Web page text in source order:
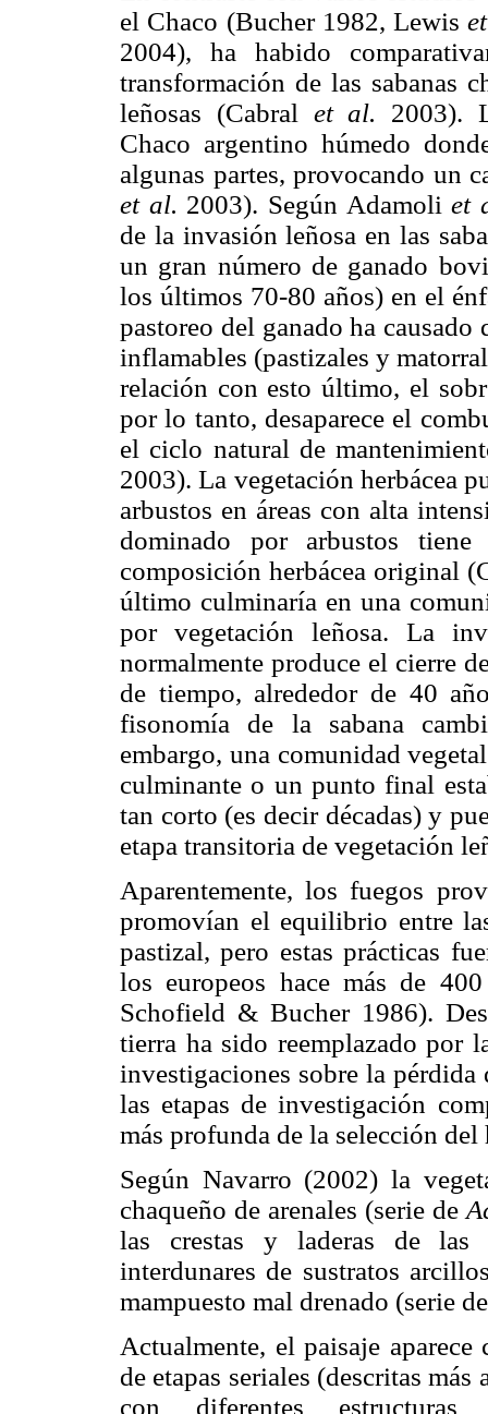
el Chaco (Bucher 1982, Lewis
2004), ha habido
transformación de las sabanas
leñosas (Cabral et al. 2003).
Chaco argentino húmedo
algunas partes, provocando un
et al. 2003). Según Adamoliet
de la invasión leñosa en las
un gran número de ganado
los últimos 70-80 años) en el
pastoreo del ganado ha
inflamables (pastizales y
relación con esto último, el
por lo tanto, desaparece el
el ciclo natural de
2003). La vegetación herbácea
arbustos en áreas con alta
dominado por arbustos
composición herbácea original
último culminaría en una
por vegetación leñosa. La
normalmente produce el cierre
de tiempo, alrededor de 40
fisonomía de la sabana
embargo, una comunidad
culminante o un punto final
tan corto (es decir décadas) y
etapa transitoria de vegetación
Aparentemente, los fuegos
promovían el equilibrio entre
pastizal, pero estas prácticas
los europeos hace más de
Schofield & Bucher 1986).
tierra ha sido reemplazado por
investigaciones sobre la pérdida
las etapas de investigación
más profunda de la selección
Según Navarro (2002) la
chaqueño de arenales (serie de
las crestas y laderas de las
interdunares de sustratos
mampuesto mal drenado (serie
Actualmente, el paisaje
de etapas seriales (descritas más
con diferentes